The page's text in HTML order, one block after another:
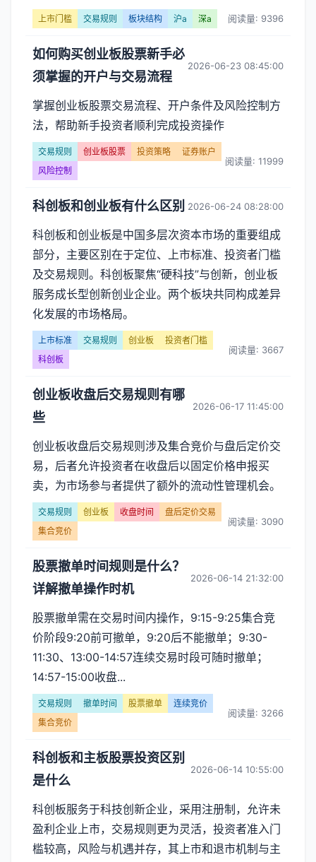
上市门槛 交易规则 板块结构 沪a 深a 阅读量: 9396
如何购买创业板股票新手必
须掌握的开户与交易流程
2026-06-23 08:45:00
掌握创业板股票交易流程、开户条件及风险控制方
法，帮助新手投资者顺利完成投资操作
交易规则 创业板股票 投资策略
证券账户
风险控制
阅读量: 11999
科创板和创业板有什么区别 2026-06-24 08:28:00
科创板和创业板是中国多层次资本市场的重要组成
部分，主要区别在于定位、上市标准、投资者门槛
及交易规则。科创板聚焦“硬科技”与创新，创业板
服务成长型创新创业企业。两个板块共同构成差异
化发展的市场格局。
上市标准 交易规则 创业板
投资者门槛
科创板
阅读量: 3667
创业板收盘后交易规则有哪
些
2026-06-17 11:45:00
创业板收盘后交易规则涉及集合竞价与盘后定价交
易，后者允许投资者在收盘后以固定价格申报买
卖，为市场参与者提供了额外的流动性管理机会。
交易规则 创业板 收盘时间
盘后定价交易
集合竞价
阅读量: 3090
股票撤单时间规则是什么？
详解撤单操作时机
2026-06-14 21:32:00
股票撤单需在交易时间内操作，9:15-9:25集合竞
价阶段9:20前可撤单，9:20后不能撤单；9:30-
11:30、13:00-14:57连续交易时段可随时撤单；
14:57-15:00收盘...
交易规则 撤单时间 股票撤单
连续竞价
集合竞价
阅读量: 3266
科创板和主板股票投资区别
是什么
2026-06-14 10:55:00
科创板服务于科技创新企业，采用注册制，允许未
盈利企业上市，交易规则更为灵活，投资者准入门
槛较高，风险与机遇并存，其上市和退市机制与主